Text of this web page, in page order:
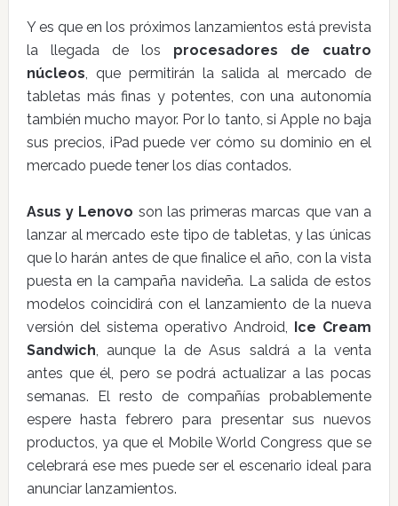
Y es que en los próximos lanzamientos está prevista
la llegada de los procesadores de cuatro
núcleos, que permitirán la salida al mercado de
tabletas más finas y potentes, con una autonomía
también mucho mayor. Por lo tanto, si Apple no baja
sus precios, iPad puede ver cómo su dominio en el
mercado puede tener los días contados.
Asus y Lenovo son las primeras marcas que van a
lanzar al mercado este tipo de tabletas, y las únicas
que lo harán antes de que finalice el año, con la vista
puesta en la campaña navideña. La salida de estos
modelos coincidirá con el lanzamiento de la nueva
versión del sistema operativo Android, Ice Cream
Sandwich, aunque la de Asus saldrá a la venta
antes que él, pero se podrá actualizar a las pocas
semanas. El resto de compañías probablemente
espere hasta febrero para presentar sus nuevos
productos, ya que el Mobile World Congress que se
celebrará ese mes puede ser el escenario ideal para
anunciar lanzamientos.